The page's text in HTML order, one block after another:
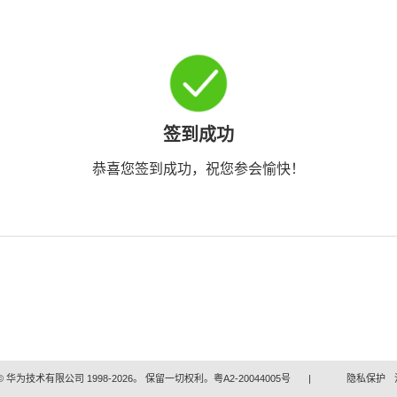
签到成功
恭喜您签到成功，祝您参会愉快！
华为技术有限公司 1998-2026。 保留一切权利。粤A2-20044005号 | 隐私保护